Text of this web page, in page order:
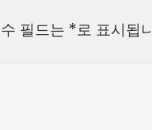
필드는 *로 표시됩